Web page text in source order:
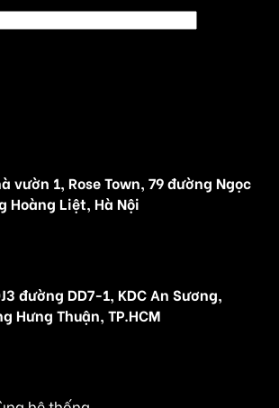
vườn 1, Rose Town, 79 đường Ngọc
Hoàng Liệt, Hà Nội
đường DD7-1, KDC An Sương,
Hưng Thuận, TP.HCM